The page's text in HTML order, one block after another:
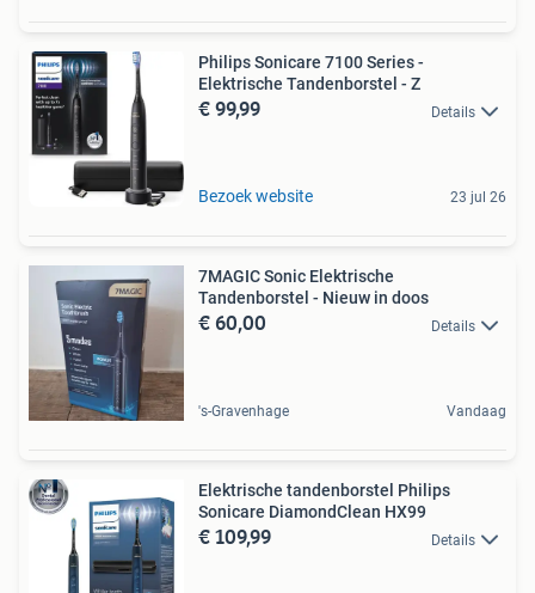
Philips Sonicare 7100 Series -
Elektrische Tandenborstel - Z
€ 99,99 Details
Bezoek website 23 jul 26
7MAGIC Sonic Elektrische
Tandenborstel - Nieuw in doos
€ 60,00 Details
's-Gravenhage Vandaag
Elektrische tandenborstel Philips
Sonicare DiamondClean HX99
€ 109,99 Details